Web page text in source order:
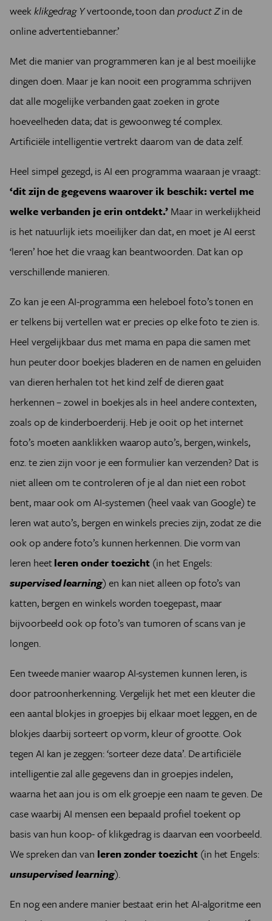
weekklikgedrag Yvertoonde, toon dan product Zin de
online advertentiebanner.’
Met die manier van programmeren kan je al best moeilijke
dingen doen. Maar je kan nooit een programma schrijven
dat alle mogelijke verbanden gaat zoeken in grote
hoeveelheden data; dat is gewoonweg té complex.
Artificiële intelligentie vertrekt daarom van de data zelf.
Heel simpel gezegd, is AI een programma waaraan je vraagt:
‘dit zijn de gegevens waarover ik beschik: vertel me
welke verbanden je erin ontdekt.’ Maar in werkelijkheid
is het natuurlijk iets moeilijker dan dat, en moet je AI eerst
‘leren’ hoe het die vraag kan beantwoorden. Dat kan op
verschillende manieren.
Zo kan je een AI-programma een heleboel foto’s tonen en
er telkens bij vertellen wat er precies op elke foto te zien is.
Heel vergelijkbaar dus met mama en papa die samen met
hun peuter door boekjes bladeren en de namen en geluiden
van dieren herhalen tot het kind zelf de dieren gaat
herkennen – zowel in boekjes als in heel andere contexten,
zoals op de kinderboerderij. Heb je ooit op het internet
foto’s moeten aanklikken waarop auto’s, bergen, winkels,
enz. te zien zijn voor je een formulier kan verzenden? Dat is
niet alleen om te controleren of je al dan niet een robot
bent, maar ook om AI-systemen (heel vaak van Google) te
leren wat auto’s, bergen en winkels precies zijn, zodat ze die
ook op andere foto’s kunnen herkennen. Die vorm van
leren heetleren onder toezicht (in het Engels:
supervised learning) en kan niet alleen op foto’s van
katten, bergen en winkels worden toegepast, maar
bijvoorbeeld ook op foto’s van tumoren of scans van je
longen.
Een tweede manier waarop AI-systemen kunnen leren, is
door patroonherkenning. Vergelijk het met een kleuter die
een aantal blokjes in groepjes bij elkaar moet leggen, en de
blokjes daarbij sorteert op vorm, kleur of grootte. Ook
tegen AI kan je zeggen: ‘sorteer deze data’. De artificiële
intelligentie zal alle gegevens dan in groepjes indelen,
waarna het aan jou is om elk groepje een naam te geven. De
case waarbij AI mensen een bepaald profiel toekent op
basis van hun koop- of klikgedrag is daarvan een voorbeeld.
We spreken dan van leren zonder toezicht(in het Engels:
unsupervised learning).
En nog een andere manier bestaat erin het AI-algoritme een